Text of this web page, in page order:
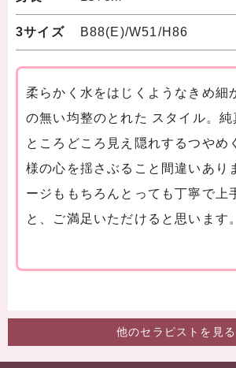
3サイズ B88(E)/W51/H86
柔らかく水をはじくようなきめ細
の無い均整のとれた スタイル。純
ところどころ見え隠れするつやめ
様の心を揺さぶること間違いあり
ージももちろんとっても丁寧で上
と、ご満足いただけると思います
他のセラピストを見る